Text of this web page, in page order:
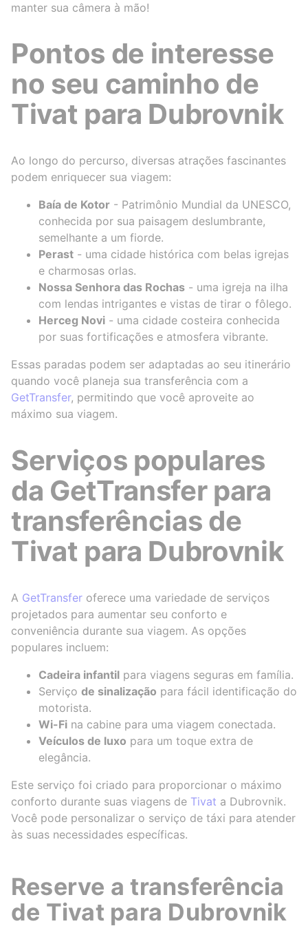
manter sua câmera à mão!
Pontos de interesse
no seu caminho de
Tivat para Dubrovnik
Ao longo do percurso, diversas atrações fascinantes
podem enriquecer sua viagem:
Baía de Kotor - Patrimônio Mundial da UNESCO,
conhecida por sua paisagem deslumbrante,
semelhante a um fiorde.
Perast - uma cidade histórica com belas igrejas
e charmosas orlas.
Nossa Senhora das Rochas - uma igreja na ilha
com lendas intrigantes e vistas de tirar o fôlego.
Herceg Novi - uma cidade costeira conhecida
por suas fortificações e atmosfera vibrante.
Essas paradas podem ser adaptadas ao seu itinerário
quando você planeja sua transferência com a
GetTransfer, permitindo que você aproveite ao
máximo sua viagem.
Serviços populares
da GetTransfer para
transferências de
Tivat para Dubrovnik
A GetTransfer oferece uma variedade de serviços
projetados para aumentar seu conforto e
conveniência durante sua viagem. As opções
populares incluem:
Cadeira infantil para viagens seguras em família.
Serviço de sinalização para fácil identificação do
motorista.
Wi-Fi na cabine para uma viagem conectada.
Veículos de luxo para um toque extra de
elegância.
Este serviço foi criado para proporcionar o máximo
conforto durante suas viagens de Tivat a Dubrovnik.
Você pode personalizar o serviço de táxi para atender
às suas necessidades específicas.
Reserve a transferência
de Tivat para Dubrovnik